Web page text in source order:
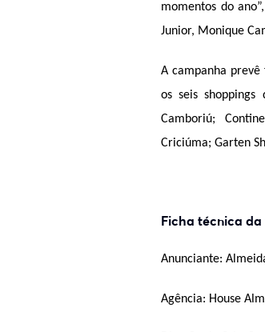
momentos do
Junior, Monique
A campanha
os seis shoppings
Camboriú;
Criciúma; Garten
Ficha técnica
Anunciante:
Agência: House